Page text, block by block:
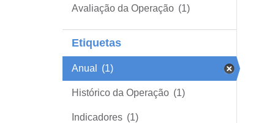
Avaliação da Operação (1)
Etiquetas
Anual (1)
Histórico da Operação (1)
Indicadores (1)